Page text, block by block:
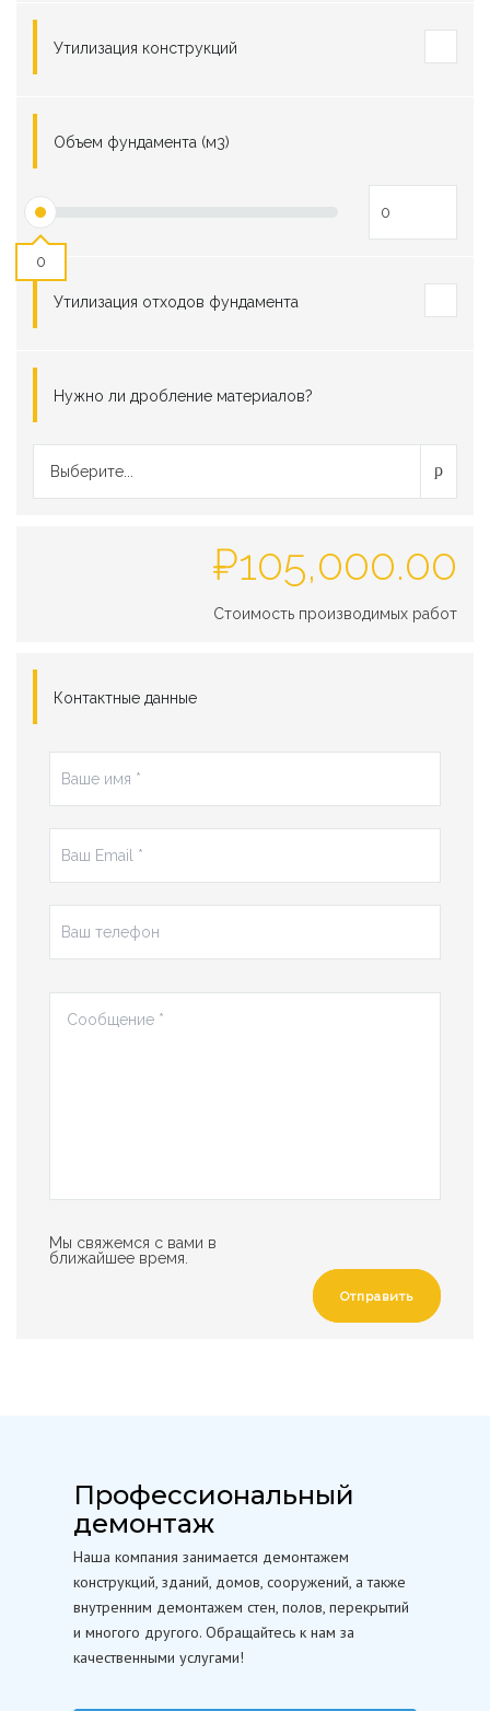
Утилизация конструкций
Объем фундамента (м3)
0
Утилизация отходов фундамента
Нужно ли дробление материалов?
Выберите...
₽105,000.00
Стоимость производимых работ
Контактные данные
Мы свяжемся с вами в
ближайшее время.
Отправить
Профессиональный
демонтаж
Наша компания занимается демонтажем
конструкций, зданий, домов, сооружений, а также
внутренним демонтажем стен, полов, перекрытий
и многого другого. Обращайтесь к нам за
качественными услугами!